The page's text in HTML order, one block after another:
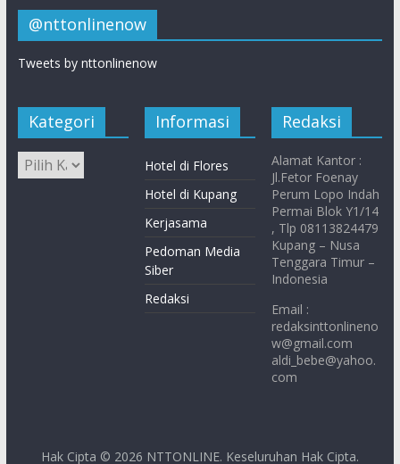
@nttonlinenow
Tweets by nttonlinenow
Kategori Informasi
Hotel di Flores
Hotel di Kupang
Kerjasama
Pedoman Media
Siber
Redaksi
Redaksi
Alamat Kantor :
Jl.Fetor Foenay
Perum Lopo Indah
Permai Blok Y1/14
, Tlp 08113824479
Kupang – Nusa
Tenggara Timur –
Indonesia
Email :
redaksinttonlineno
w@gmail.com
aldi_bebe@yahoo.
com
Hak Cipta © 2026 NTTONLINE. Keseluruhan Hak Cipta.